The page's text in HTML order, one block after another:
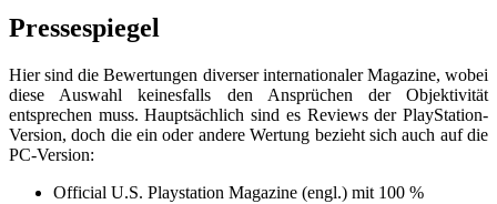
Pressespiegel
Hier sind die Bewertungen diverser internationaler Magazine, wobei
diese Auswahl keinesfalls den Ansprüchen der Objektivität
entsprechen muss. Hauptsächlich sind es Reviews der PlayStation-
Version, doch die ein oder andere Wertung bezieht sich auch auf die
PC-Version:
Official U.S. Playstation Magazine (engl.) mit 100 %